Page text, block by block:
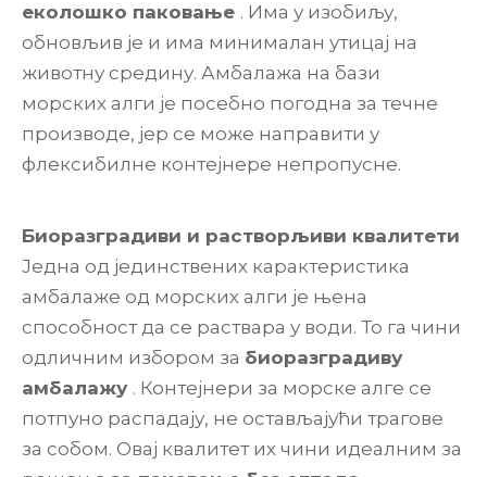
еколошко паковање . Има у изобиљу,
обновљив је и има минималан утицај на
животну средину. Амбалажа на бази
морских алги је посебно погодна за течне
производе, јер се може направити у
флексибилне контејнере непропусне.
Биоразградиви и растворљиви квалитети
Једна од јединствених карактеристика
амбалаже од морских алги је њена
способност да се раствара у води. То га чини
одличним избором за биоразградиву
амбалажу . Контејнери за морске алге се
потпуно распадају, не остављајући трагове
за собом. Овај квалитет их чини идеалним за